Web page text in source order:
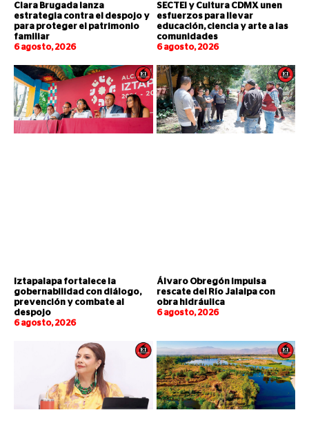
Clara Brugada lanza
estrategia contra el despojo y
para proteger el patrimonio
familiar
6 agosto, 2026
SECTEI y Cultura CDMX unen
esfuerzos para llevar
educación, ciencia y arte a las
comunidades
6 agosto, 2026
Iztapalapa fortalece la
gobernabilidad con diálogo,
prevención y combate al
despojo
6 agosto, 2026
Álvaro Obregón impulsa
rescate del Río Jalalpa con
obra hidráulica
6 agosto, 2026